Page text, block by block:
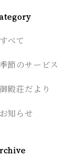
すべて
季節のサービス
御殿荘だより
お知らせ